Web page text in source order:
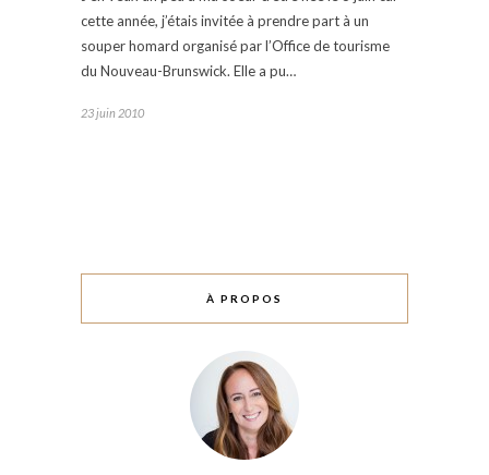
cette année, j’étais invitée à prendre part à un
souper homard organisé par l’Office de tourisme
du Nouveau-Brunswick. Elle a pu…
23 juin 2010
À PROPOS